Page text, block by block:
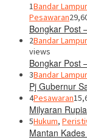
1Bandar
Pesawaran
Bongkar Post
2Bandar
views
Bongkar Post
3Bandar
Pj Gubernur
4Pesawaran
Milyaran
5Hukum,
Mantan